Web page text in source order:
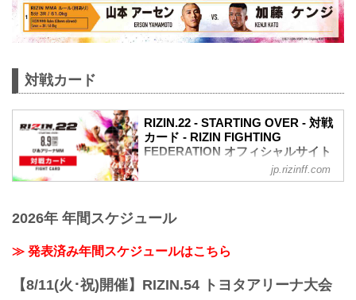
対戦カード
RIZIN.22 - STARTING OVER - 対戦
カード - RIZIN FIGHTING
FEDERATION オフィシャルサイト
スペシャルワンマッチ
3R（49.0kg）
浅倉カンナ vs. 古瀬美月
スペシャルワンマッチ
jp.rizinff.com
2026年 年間スケジュール
≫ 発表済み年間スケジュールはこちら
【8/11(火･祝)開催】RIZIN.54 トヨタアリーナ大会